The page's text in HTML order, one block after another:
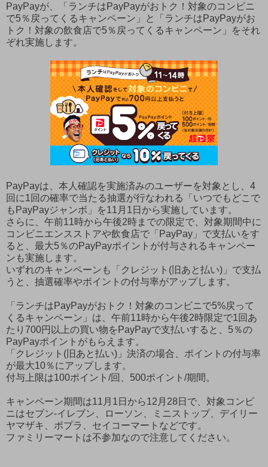
PayPayが、「ランチはPayPayがおトク！対象のコンビニ
で5％戻ってくるキャンペーン」と「ランチはPayPayがお
トク！対象の飲食店で5％戻ってくるキャンペーン」をそれ
ぞれ実施します。
PayPayは、本人確認を実施済みのユーザーを対象とし、4
回に1回の確率で当たる抽選が行なわれる「いつでもどこで
もPayPayジャンボ」を11月1日から実施しています。
さらに、午前11時から午後2時までの限定で、対象期間中に
コンビニエンスストアや飲食店で「PayPay」で支払いをす
ると、最大5％のPayPayポイントが付与されるキャンペー
ンも実施します。
いずれのキャンペーンも「クレジット(旧あと払い)」で支払
うと、抽選確率やポイントの付与率がアップします。
「ランチはPayPayがおトク！対象のコンビニで5%戻って
くるキャンペーン」は、午前11時から午後2時限定で1回あ
たり700円以上の買い物をPayPayで支払いすると、5％の
PayPayポイントがもらえます。
「クレジット(旧あと払い)」決済の場合、ポイントの付与率
が最大10％にアップします。
付与上限は100ポイント/回、500ポイント/期間。
キャンペーン期間は11月1日から12月28日で、対象コンビ
ニはセブン-イレブン、ローソン、ミニストップ、デイリー
ヤマザキ、ポプラ、セイコーマートなどです。
ファミリーマートは不参加なので注意してください。